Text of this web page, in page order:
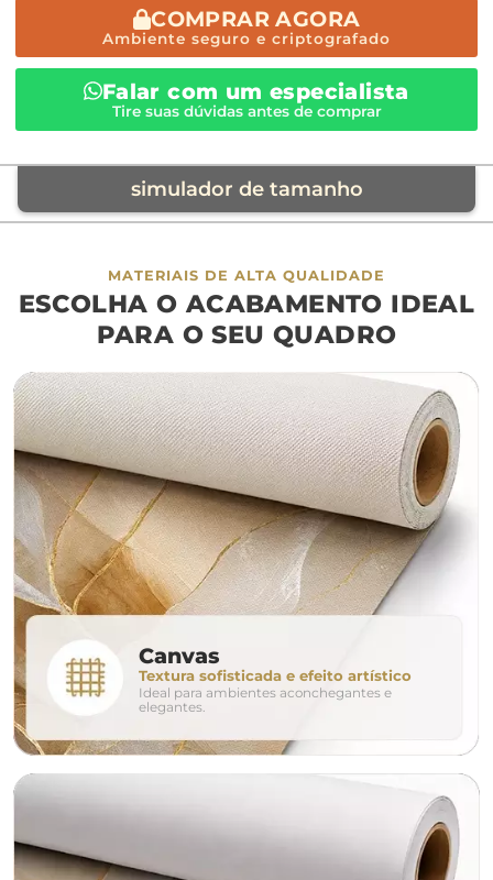
COMPRAR AGORA
Ambiente seguro e criptografado
Falar com um especialista
Tire suas dúvidas antes de comprar
simulador de tamanho
móvel de referência
sofá cama
largura aproximada
160cm 200cm
280cm 320cm
conjunto
avulso duo
o tamanho ideal para o seu ambiente é
MATERIAIS DE ALTA QUALIDADE
ESCOLHA O ACABAMENTO IDEAL
PARA O SEU QUADRO
Canvas
Textura sofisticada e efeito artístico
Ideal para ambientes aconchegantes e
elegantes.